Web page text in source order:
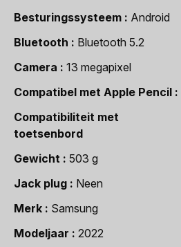
Besturingssysteem
Android
Bluetooth
Bluetooth 5.2
Camera
13 megapixel
Compatibel met Apple Pencil
Compatibiliteit met
toetsenbord
Gewicht
503 g
Jack plug
Neen
Merk
Samsung
Modeljaar
2022